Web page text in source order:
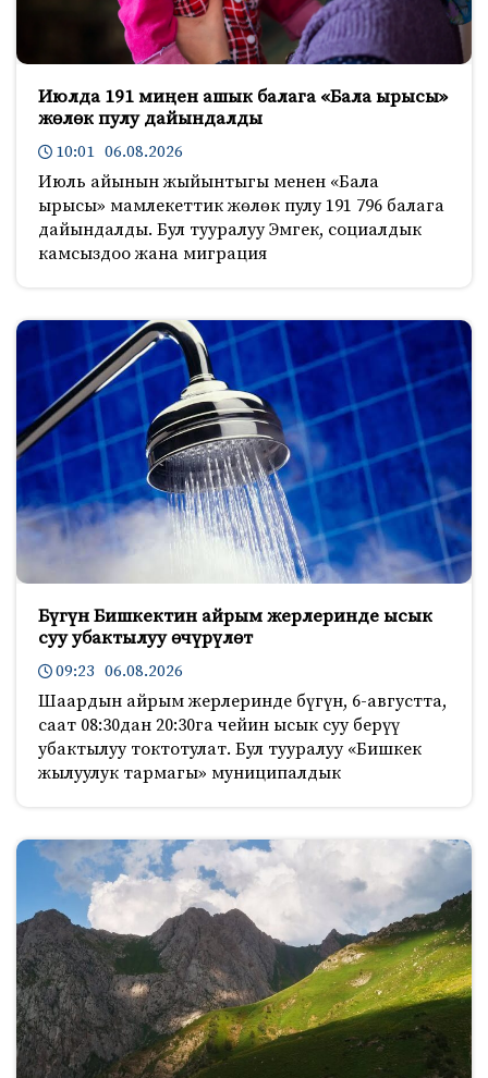
Июлда 191 миңен ашык балага «Бала ырысы»
жөлөк пулу дайындалды
10:01 06.08.2026
Июль айынын жыйынтыгы менен «Бала
ырысы» мамлекеттик жөлөк пулу 191 796 балага
дайындалды. Бул тууралуу Эмгек, социалдык
камсыздоо жана миграция
Бүгүн Бишкектин айрым жерлеринде ысык
суу убактылуу өчүрүлөт
09:23 06.08.2026
Шаардын айрым жерлеринде бүгүн, 6-августта,
саат 08:30дан 20:30га чейин ысык суу берүү
убактылуу токтотулат. Бул тууралуу «Бишкек
жылуулук тармагы» муниципалдык